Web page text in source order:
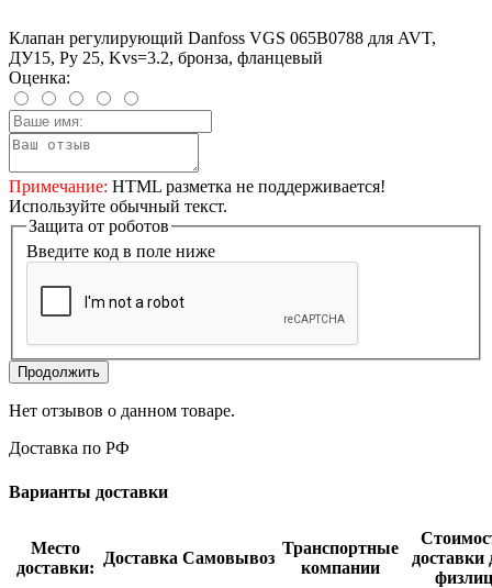
Клапан регулирующий Danfoss VGS 065B0788 для AVT,
ДУ15, Ру 25, Kvs=3.2, бронза, фланцевый
Оценка:
Примечание: HTML разметка не поддерживается!
Используйте обычный текст.
Защита от роботов
Введите код в поле ниже
Продолжить
Нет отзывов о данном товаре.
Доставка по РФ
Варианты доставки
Место
доставки:
Доставка Самовывоз
Транспортные
компании
доставки
физлиц